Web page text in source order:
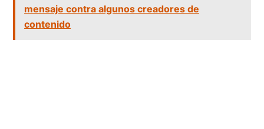
mensaje contra algunos creadores de
contenido